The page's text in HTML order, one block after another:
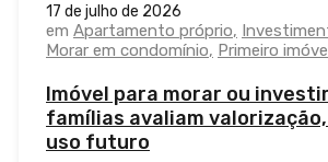
17 de julho de 2026
em Apartamento próprio
Morar em condomínio Primeiro
Imóvel para morar ou
famílias avaliam
uso futuro